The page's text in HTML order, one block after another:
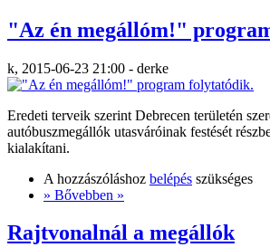
"Az én megállóm!"
k, 2015-06-23 21:00 - derke
Eredeti terveik szerint Debrecen területén
autóbuszmegállók utasváróinak festését
kialakítani.
A hozzászóláshoz belépés szükséges
» Bővebben »
Rajtvonalnál a megállók